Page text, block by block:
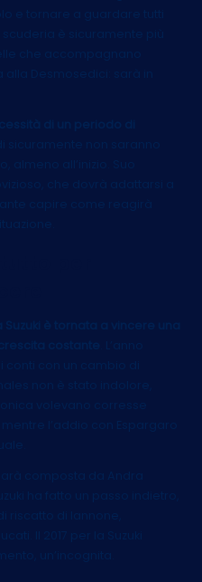
e tornare a guardare tutti
scuderia è sicuramente più
che accompagnano
Desmosedici: sarà in
di un periodo di
sicuramente non saranno
almeno all’inizio. Suo
che dovrà adattarsi a
capire come reagirà
la Suzuki è tornata a vincere una
costante
. L’anno
con un cambio di
non è stato indolore,
volevano corresse
l’addio con Espargaro
sarà composta da Andra
ha fatto un passo indietro,
riscatto di Iannone,
Il 2017 per la Suzuki
un’incognita.